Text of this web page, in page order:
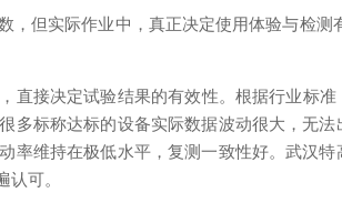
，但实际作业中，真正决定使用体验与检
直接决定试验结果的有效性。根据行业标
多标称达标的设备实际数据波动很大，无
率维持在极低水平，复测一致性好。武汉
可。